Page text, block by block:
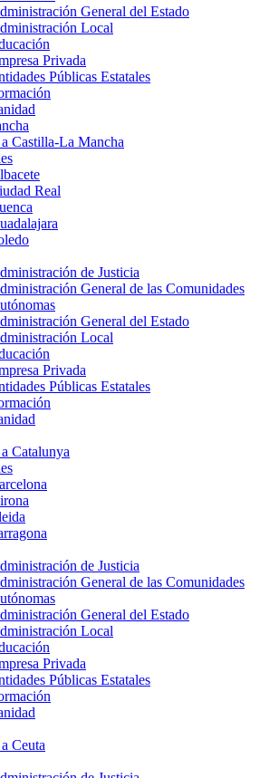
General del Estado
Local
Privada
Públicas Estatales
Castilla-La Mancha
Real
de Justicia
General de las Comunidades
General del Estado
Local
Privada
Públicas Estatales
Catalunya
de Justicia
General de las Comunidades
General del Estado
Local
Privada
Públicas Estatales
Ceuta